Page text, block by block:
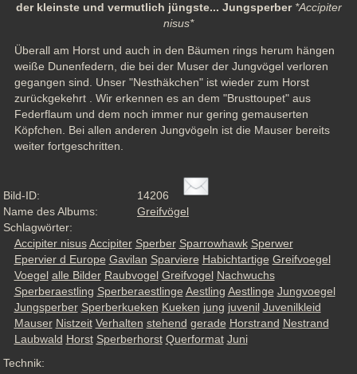
der kleinste und vermutlich jüngste... Jungsperber *Accipiter
nisus*
Überall am Horst und auch in den Bäumen rings herum hängen
weiße Dunenfedern, die bei der Muser der Jungvögel verloren
gegangen sind. Unser "Nesthäkchen" ist wieder zum Horst
zurückgekehrt . Wir erkennen es an dem "Brusttoupet" aus
Federflaum und dem noch immer nur gering gemauserten
Köpfchen. Bei allen anderen Jungvögeln ist die Mauser bereits
weiter fortgeschritten.
Bild-ID:
14206
Name des Albums:
Greifvögel
Schlagwörter:
Accipiter nisus Accipiter Sperber Sparrowhawk Sperwer
Epervier d Europe Gavilan Sparviere Habichtartige Greifvoegel
Voegel alle Bilder Raubvogel Greifvogel Nachwuchs
Sperberaestling Sperberaestlinge Aestling Aestlinge Jungvoegel
Jungsperber Sperberkueken Kueken jung juvenil Juvenilkleid
Mauser Nistzeit Verhalten stehend gerade Horstrand Nestrand
Laubwald Horst Sperberhorst Querformat Juni
Technik: